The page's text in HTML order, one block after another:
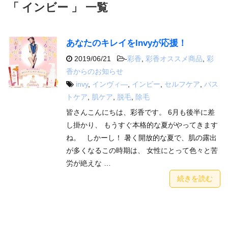
「 インビー 」 一覧
あなたのキレイをInvyが応援！
2019/06/21 -彩香 彩香オススメ商品
彩
香からのお知らせ
invy, インヴィ― インビー セルフケア
バス
トケア
肌ケア 脱毛
除毛
皆さんこんにちは、彩香です。 6月も後半に差
し掛かり、 もうすぐ本格的な夏がやってきます
ね。 しかーし！ 暑く開放的な夏で、肌の露出
が多くなるこの時期は、 女性にとって色々と苦
労が絶えな …
続きを読む